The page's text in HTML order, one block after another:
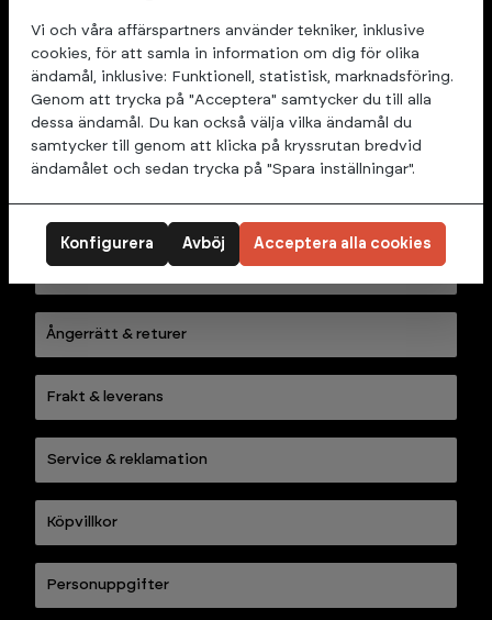
Om Träningspartner
Träningspartner har gymutrustning för dig som vill kunna
träna i hemmet eller på företaget. Träningspartner har
grym specialkompetens och lång erfarenhet av effektiva
träningsredskap för ditt hemmagym. I vårt sortiment
hittar du allt från löpband till multigym och annan
träningsutrustning för alla plånböcker.
Kontakta oss
Ångerrätt & returer
Frakt & leverans
Service & reklamation
Köpvillkor
Personuppgifter
Vi och våra affärspartners använder tekniker, inklusive
cookies, för att samla in information om dig för olika
ändamål, inklusive: Funktionell, statistisk, marknadsföring.
Genom att trycka på "Acceptera" samtycker du till alla
dessa ändamål. Du kan också välja vilka ändamål du
samtycker till genom att klicka på kryssrutan bredvid
ändamålet och sedan trycka på "Spara inställningar".
Avböj
Konfigurera Acceptera alla cookies